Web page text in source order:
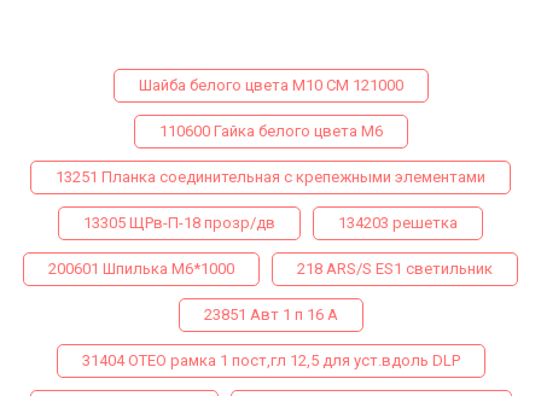
Шайба белого цвета М10 СМ 121000
110600 Гайка белого цвета М6
13251 Планка соединительная с крепежными элементами
13305 ЩРв-П-18 прозр/дв 134203 решетка
200601 Шпилька М6*1000 218 ARS/S ES1 светильник
23851 Авт 1 п 16 А
31404 ОТЕО рамка 1 пост,гл 12,5 для уст.вдоль DLP